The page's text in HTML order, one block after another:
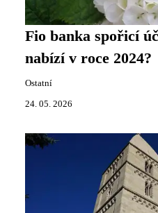
Fio banka spořicí
nabízí v roce 2024?
Ostatní
24. 05. 2026